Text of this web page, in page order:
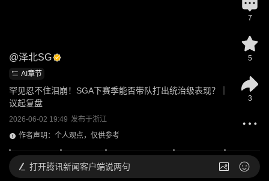
@泽北SG
AI章节
罕见忍不住泪崩！SGA下赛季能否带队打出统治级表现？｜
议起复盘
2026-06-02 19:49 发布于浙江
作者声明：个人观点，仅供参考
7
5
3
打开腾讯新闻客户端说两句